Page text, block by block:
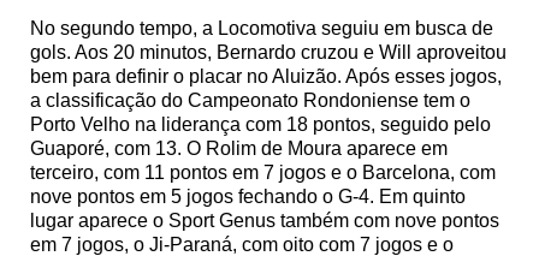
No segundo tempo, a Locomotiva seguiu em busca de
gols. Aos 20 minutos, Bernardo cruzou e Will aproveitou
bem para definir o placar no Aluizão. Após esses jogos,
a classificação do Campeonato Rondoniense tem o
Porto Velho na liderança com 18 pontos, seguido pelo
Guaporé, com 13. O Rolim de Moura aparece em
terceiro, com 11 pontos em 7 jogos e o Barcelona, com
nove pontos em 5 jogos fechando o G-4. Em quinto
lugar aparece o Sport Genus também com nove pontos
em 7 jogos, o Ji-Paraná, com oito com 7 jogos e o